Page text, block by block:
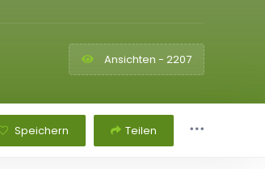
Ansichten - 2207
Speichern Teilen